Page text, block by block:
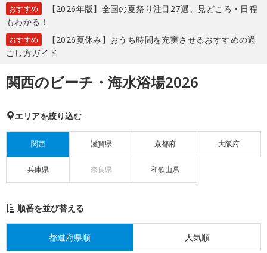
おすすめ
【2026年版】全国の夏祭り注目27選。見どころ・日程
もわかる！
おすすめ
【2026夏休み】おうち時間を充実させるおすすめの過
ごし方ガイド
関西のビーチ・海水浴場2026
エリアを絞り込む
関西 滋賀県 京都府 大阪府
兵庫県 奈良県 和歌山県
順番を並び替える
都道府県順 人気順